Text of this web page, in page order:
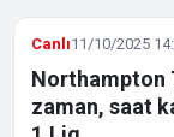
Canlı11/10/2025
Northampton
zaman, saat